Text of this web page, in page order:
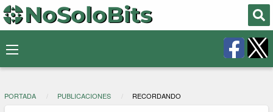
PORTADA PUBLICACIONES RECORDANDO